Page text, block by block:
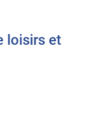
loisirs et